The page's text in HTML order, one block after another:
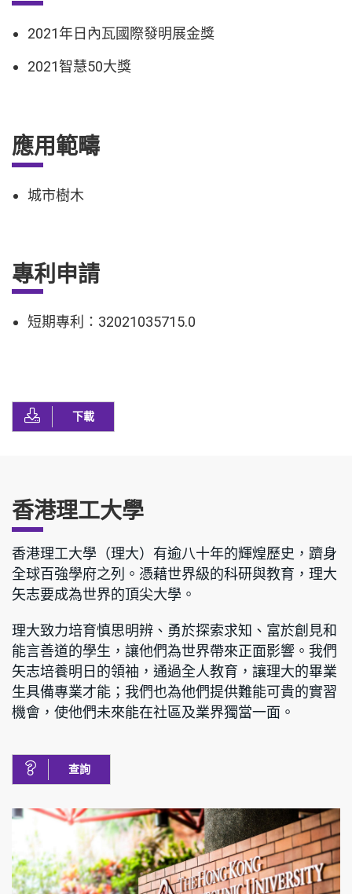
2021年日內瓦國際發明展金獎
2021智慧50大獎
應用範疇
城市樹木
專利申請
短期專利：32021035715.0
下載
香港理工大學
香港理工大學（理大）有逾八十年的輝煌歷史，躋身
全球百強學府之列。憑藉世界級的科研與教育，理大
矢志要成為世界的頂尖大學。
理大致力培育慎思明辨、勇於探索求知、富於創見和
能言善道的學生，讓他們為世界帶來正面影響。我們
矢志培養明日的領袖，通過全人教育，讓理大的畢業
生具備專業才能；我們也為他們提供難能可貴的實習
機會，使他們未來能在社區及業界獨當一面。
查詢